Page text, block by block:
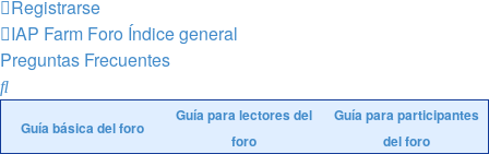
Registrarse
IAP Farm Foro Índice general
Preguntas Frecuentes
Buscar
Guía básica del foro
Guía para lectores del
foro
Guía para participantes
del foro